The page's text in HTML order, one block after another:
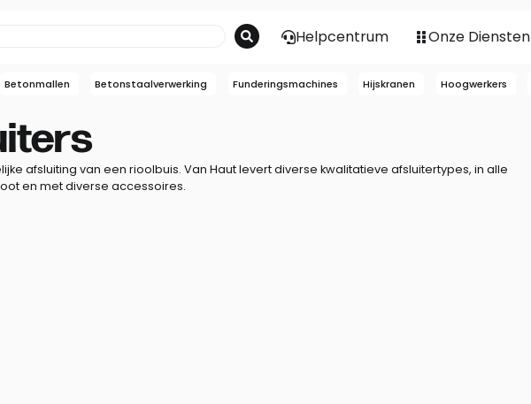
Helpcentrum Onze Diensten
Betonmallen Betonstaalverwerking Funderingsmachines Hijskranen Hoogwerkers
afsluiting van een rioolbuis. Van Haut levert diverse kwalitatieve afsluitertypes, in alle
en met diverse accessoires.